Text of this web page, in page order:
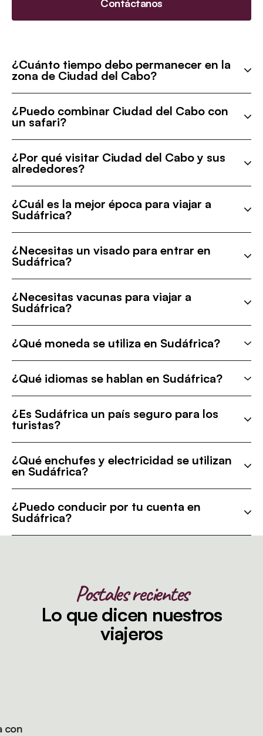
Contáctanos
¿Cuánto tiempo debo permanecer en la
zona de Ciudad del Cabo?
¿Puedo combinar Ciudad del Cabo con
un safari?
¿Por qué visitar Ciudad del Cabo y sus
alrededores?
¿Cuál es la mejor época para viajar a
Sudáfrica?
¿Necesitas un visado para entrar en
Sudáfrica?
¿Necesitas vacunas para viajar a
Sudáfrica?
¿Qué moneda se utiliza en Sudáfrica?
¿Qué idiomas se hablan en Sudáfrica?
¿Es Sudáfrica un país seguro para los
turistas?
¿Qué enchufes y electricidad se utilizan
en Sudáfrica?
¿Puedo conducir por tu cuenta en
Sudáfrica?
Postales recientes
Lo que dicen nuestros
viajeros